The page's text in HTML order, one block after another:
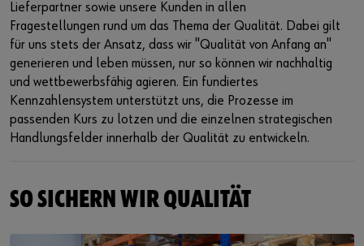
Newsletter
Kontakt
Lieferpartner sowie unsere Kunden in allen
Fragestellungen rund um das Thema der Qualität. Dabei gilt
für uns stets der Ansatz, dass wir "Qualität von Anfang an"
generieren und leben müssen, nur so können wir nachhaltig
und wettbewerbsfähig agieren. Ein fundiertes
Kennzahlensystem unterstützt uns, die Prozesse im
passenden Kurs zu lotzen und die einzelnen strategischen
Handlungsfelder innerhalb der Qualität zu entwickeln.
SO SICHERN WIR QUALITÄT